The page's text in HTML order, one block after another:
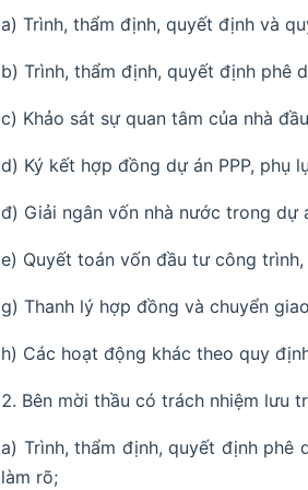
a) Trình, thẩm định, quyết định và
b) Trình, thẩm định, quyết định phê
c) Khảo sát sự quan tâm của nhà
d) Ký kết hợp đồng dự án PPP, phụ
đ) Giải ngân vốn nhà nước trong dự
e) Quyết toán vốn đầu tư công
g) Thanh lý hợp đồng và chuyển
h) Các hoạt động khác theo quy
Bên mời thầu có trách nhiệm lưu
a) Trình, thẩm định, quyết định phê
làm rõ;